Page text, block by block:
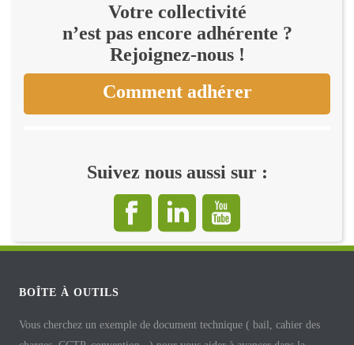
Votre collectivité
n’est pas encore adhérente ?
Rejoignez-nous !
Comment adhérer
Suivez nous aussi sur :
BOÎTE À OUTILS
Vous cherchez un exemple de document technique ( bail, cahier des